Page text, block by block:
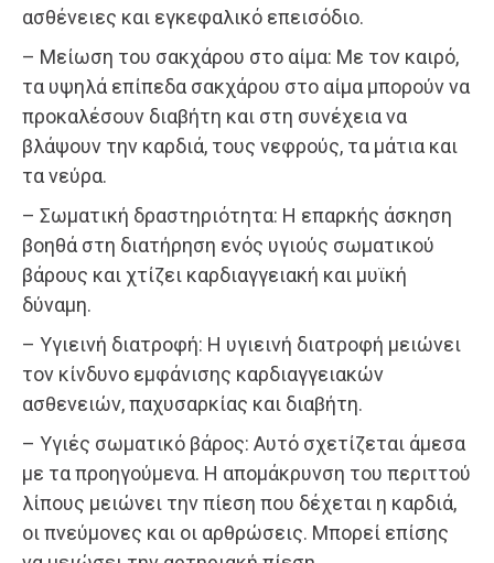
ασθένειες και εγκεφαλικό επεισόδιο.
– Μείωση του σακχάρου στο αίμα: Με τον καιρό,
τα υψηλά επίπεδα σακχάρου στο αίμα μπορούν να
προκαλέσουν διαβήτη και στη συνέχεια να
βλάψουν την καρδιά, τους νεφρούς, τα μάτια και
τα νεύρα.
– Σωματική δραστηριότητα: Η επαρκής άσκηση
βοηθά στη διατήρηση ενός υγιούς σωματικού
βάρους και χτίζει καρδιαγγειακή και μυϊκή
δύναμη.
– Υγιεινή διατροφή: Η υγιεινή διατροφή μειώνει
τον κίνδυνο εμφάνισης καρδιαγγειακών
ασθενειών, παχυσαρκίας και διαβήτη.
– Υγιές σωματικό βάρος: Αυτό σχετίζεται άμεσα
με τα προηγούμενα. Η απομάκρυνση του περιττού
λίπους μειώνει την πίεση που δέχεται η καρδιά,
οι πνεύμονες και οι αρθρώσεις. Μπορεί επίσης